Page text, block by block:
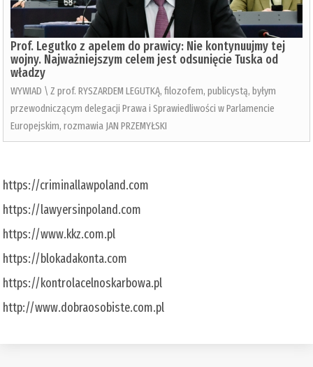
Prof. Legutko z apelem do prawicy: Nie kontynuujmy tej
wojny. Najważniejszym celem jest odsunięcie Tuska od
władzy
WYWIAD \ Z prof. RYSZARDEM LEGUTKĄ, filozofem, publicystą, byłym
przewodniczącym delegacji Prawa i Sprawiedliwości w Parlamencie
Europejskim, rozmawia JAN PRZEMYŁSKI
https://criminallawpoland.com
https://lawyersinpoland.com
https://www.kkz.com.pl
https://blokadakonta.com
https://kontrolacelnoskarbowa.pl
http://www.dobraosobiste.com.pl